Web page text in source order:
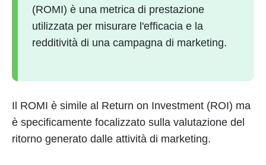
(ROMI) è una metrica di prestazione
utilizzata per misurare l'efficacia e la
redditività di una campagna di marketing.
Il ROMI è simile al Return on Investment (ROI) ma
è specificamente focalizzato sulla valutazione del
ritorno generato dalle attività di marketing.